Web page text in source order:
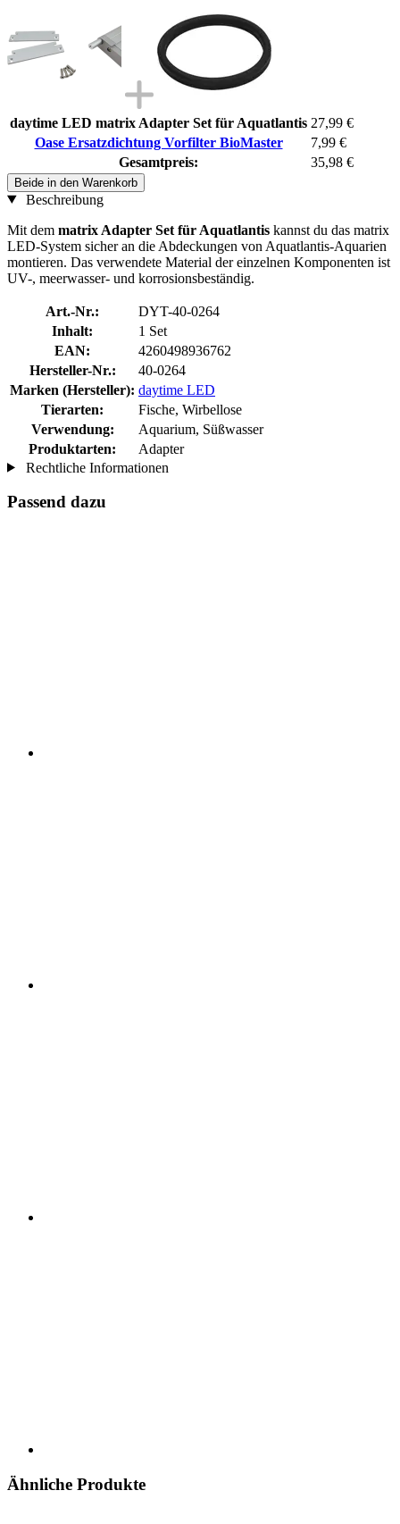
daytime LED matrix Adapter Set für Aquatlantis 27,99 €
Oase Ersatzdichtung Vorfilter BioMaster
7,99 €
Gesamtpreis:
35,98 €
Beide in den Warenkorb
Beschreibung
Mit dem matrix Adapter Set für Aquatlantis kannst du das matrix
LED-System sicher an die Abdeckungen von Aquatlantis-Aquarien
montieren. Das verwendete Material der einzelnen Komponenten ist
UV-, meerwasser- und korrosionsbeständig.
Art.-Nr.:
DYT-40-0264
Inhalt:
1 Set
EAN:
4260498936762
Hersteller-Nr.:
40-0264
Marken (Hersteller): daytime LED
Tierarten:
Fische, Wirbellose
Verwendung:
Aquarium, Süßwasser
Produktarten:
Adapter
Rechtliche Informationen
Passend dazu
Ähnliche Produkte